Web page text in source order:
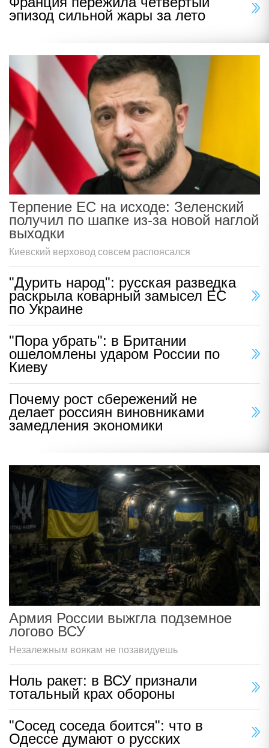
эпизод сильной жары за лето
Терпение ЕС на исходе: Зеленский
получил по шапке из-за новой наглой
выходки
Киевский верховод совсем распоясался
"Дурить народ": русская разведка
раскрыла коварный замысел ЕС
по Украине
"Пора убрать": в Британии
ошеломлены ударом России по
Киеву
Почему рост сбережений не
делает россиян виновниками
замедления экономики
Армия России выжгла подземное
логово ВСУ
Незалежным воякам не позавидуешь
Ноль ракет: в ВСУ признали
тотальный крах обороны
"Сосед соседа боится": что в
Одессе думают о русских